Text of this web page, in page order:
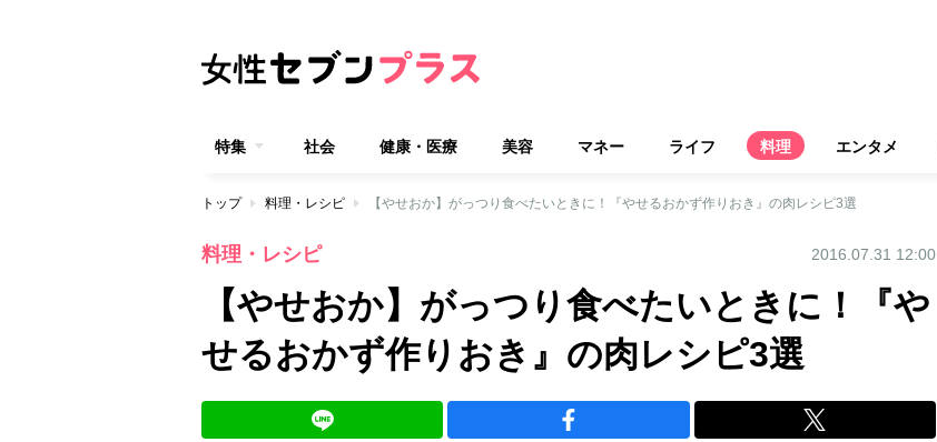
特集 社会 健康・医療 美容 マネー ライフ 料理 エンタメ
トップ 料理・レシピ 【やせおか】がっつり食べたいときに！『やせるおかず作りおき』の肉レシピ3選
料理・レシピ 2016.07.31 12:00
【やせおか】がっつり食べたいときに！『や
せるおかず作りおき』の肉レシピ3選